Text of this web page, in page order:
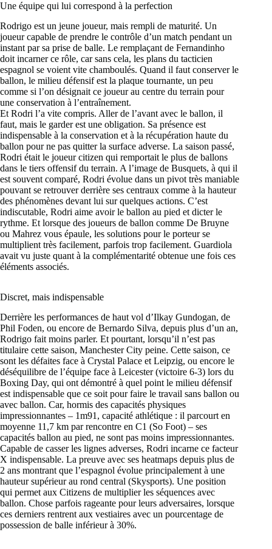
Une équipe qui lui correspond à la perfection
Rodrigo est un jeune joueur, mais rempli de maturité. Un
joueur capable de prendre le contrôle d’un match pendant un
instant par sa prise de balle. Le remplaçant de Fernandinho
doit incarner ce rôle, car sans cela, les plans du tacticien
espagnol se voient vite chamboulés. Quand il faut conserver le
ballon, le milieu défensif est la plaque tournante, un peu
comme si l’on désignait ce joueur au centre du terrain pour
une conservation à l’entraînement.
Et Rodri l’a vite compris. Aller de l’avant avec le ballon, il
faut, mais le garder est une obligation. Sa présence est
indispensable à la conservation et à la récupération haute du
ballon pour ne pas quitter la surface adverse. La saison passé,
Rodri était le joueur citizen qui remportait le plus de ballons
dans le tiers offensif du terrain. A l’image de Busquets, à qui il
est souvent comparé, Rodri évolue dans un pivot très maniable
pouvant se retrouver derrière ses centraux comme à la hauteur
des phénomènes devant lui sur quelques actions. C’est
indiscutable, Rodri aime avoir le ballon au pied et dicter le
rythme. Et lorsque des joueurs de ballon comme De Bruyne
ou Mahrez vous épaule, les solutions pour le porteur se
multiplient très facilement, parfois trop facilement. Guardiola
avait vu juste quant à la complémentarité obtenue une fois ces
éléments associés.
Discret, mais indispensable
Derrière les performances de haut vol d’Ilkay Gundogan, de
Phil Foden, ou encore de Bernardo Silva, depuis plus d’un an,
Rodrigo fait moins parler. Et pourtant, lorsqu’il n’est pas
titulaire cette saison, Manchester City peine. Cette saison, ce
sont les défaites face à Crystal Palace et Leipzig, ou encore le
déséquilibre de l’équipe face à Leicester (victoire 6-3) lors du
Boxing Day, qui ont démontré à quel point le milieu défensif
est indispensable que ce soit pour faire le travail sans ballon ou
avec ballon. Car, hormis des capacités physiques
impressionnantes – 1m91, capacité athlétique : il parcourt en
moyenne 11,7 km par rencontre en C1 (So Foot) – ses
capacités ballon au pied, ne sont pas moins impressionnantes.
Capable de casser les lignes adverses, Rodri incarne ce facteur
X indispensable. La preuve avec ses heatmaps depuis plus de
2 ans montrant que l’espagnol évolue principalement à une
hauteur supérieur au rond central (Skysports). Une position
qui permet aux Citizens de multiplier les séquences avec
ballon. Chose parfois rageante pour leurs adversaires, lorsque
ces derniers rentrent aux vestiaires avec un pourcentage de
possession de balle inférieur à 30%.